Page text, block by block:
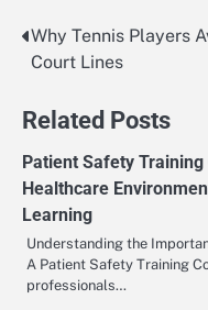
Post
Why Tennis Players
Court Lines
Related Posts
Patient Safety
Healthcare
Learning
Understanding the
A Patient Safety Training
professionals…